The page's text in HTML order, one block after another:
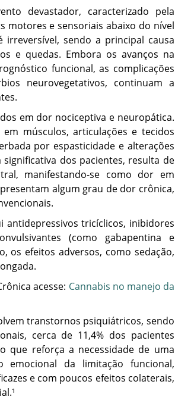
devastador, caracterizado pela
motores e sensoriais abaixo do nível
sendo a principal causa
e quedas. Embora os avanços na
funcional, as complicações
neurovegetativos, continuam a
em dor nociceptiva e neuropática.
músculos, articulações e tecidos
por espasticidade e alterações
dos pacientes, resulta de
manifestando-se como dor em
algum grau de dor crônica,
antidepressivos tricíclicos, inibidores
(como gabapentina e
os efeitos adversos, como sedação,
acesse: Cannabis no manejo da
transtornos psiquiátricos, sendo
cerca de 11,4% dos pacientes
que reforça a necessidade de uma
emocional da limitação funcional,
e com poucos efeitos colaterais,